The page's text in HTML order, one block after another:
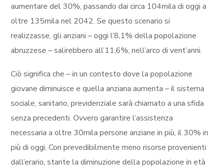
aumentare del 30%, passando dai circa 104mila di oggi a
oltre 135mila nel 2042. Se questo scenario si
realizzasse, gli anziani – oggi l’8,1% della popolazione
abruzzese – salirebbero all’11,6%, nell’arco di vent’anni.
Ciò significa che – in un contesto dove la popolazione
giovane diminuisce e quella anziana aumenta – il sistema
sociale, sanitario, previdenziale sarà chiamato a una sfida
senza precedenti. Ovvero garantire l’assistenza
necessaria a oltre 30mila persone anziane in più, il 30% in
più di oggi. Con prevedibilmente meno risorse provenienti
dall’erario, stante la diminuzione della popolazione in età